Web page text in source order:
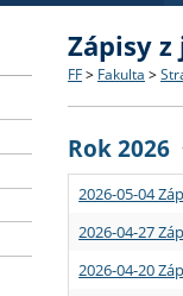
Struktura
Strategie
Podpora
Co
Učitelské
Rigorózní
O vědě a
Granty a
Aktuální
Zápisy
FF > Fakulta >
Rok 2026
2026-05-04
2026-04-27
2026-04-20